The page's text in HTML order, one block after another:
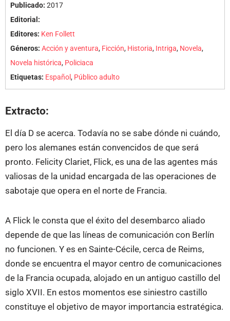
Publicado: 2017
Editorial:
Editores: Ken Follett
Géneros: Acción y aventura, Ficción, Historia, Intriga, Novela,
Novela histórica, Policiaca
Etiquetas: Español, Público adulto
Extracto:
El día D se acerca. Todavía no se sabe dónde ni cuándo,
pero los alemanes están convencidos de que será
pronto. Felicity Clariet, Flick, es una de las agentes más
valiosas de la unidad encargada de las operaciones de
sabotaje que opera en el norte de Francia.
A Flick le consta que el éxito del desembarco aliado
depende de que las líneas de comunicación con Berlín
no funcionen. Y es en Sainte-Cécile, cerca de Reims,
donde se encuentra el mayor centro de comunicaciones
de la Francia ocupada, alojado en un antiguo castillo del
siglo XVII. En estos momentos ese siniestro castillo
constituye el objetivo de mayor importancia estratégica.